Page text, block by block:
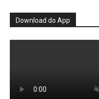
Download do App